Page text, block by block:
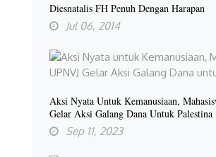
Diesnatalis FH Penuh Dengan Harapan
Jul 06, 2014
Aksi Nyata Untuk Kemanusiaan,
Gelar Aksi Galang Dana Untuk Palestina
Sep 11, 2023